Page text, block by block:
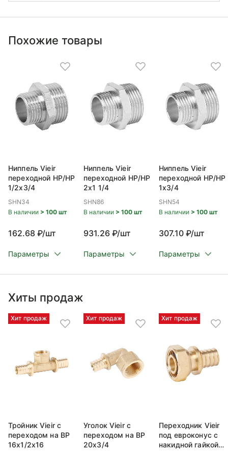
Похожие товары
Ниппель Vieir
переходной НР/НР
1/2x3/4
SHN34
В наличии > 100 шт
162.68 ₽/шт
Параметры
Ниппель Vieir
переходной НР/НР
2x1 1/4
SHN86
В наличии > 100 шт
931.26 ₽/шт
Параметры
Ниппель Vieir
переходной НР/НР
1x3/4
SHN54
В наличии > 100 шт
307.10 ₽/шт
Параметры
Хиты продаж
Хит продаж
Тройник Vieir с
переходом на ВР
16x1/2x16
Хит продаж
Уголок Vieir с
переходом на ВР
20x3/4
Хит продаж
Переходник Vieir
под евроконус с
накидной гайкой